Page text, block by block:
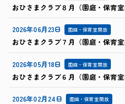
おひさまクラブ８月（園庭・保育
2026年06月23日 園庭・保育室開放
おひさまクラブ７月（園庭・保育
2026年05月18日 園庭・保育室開放
おひさまクラブ６月（園庭・保育
2026年02月24日 園庭・保育室開放